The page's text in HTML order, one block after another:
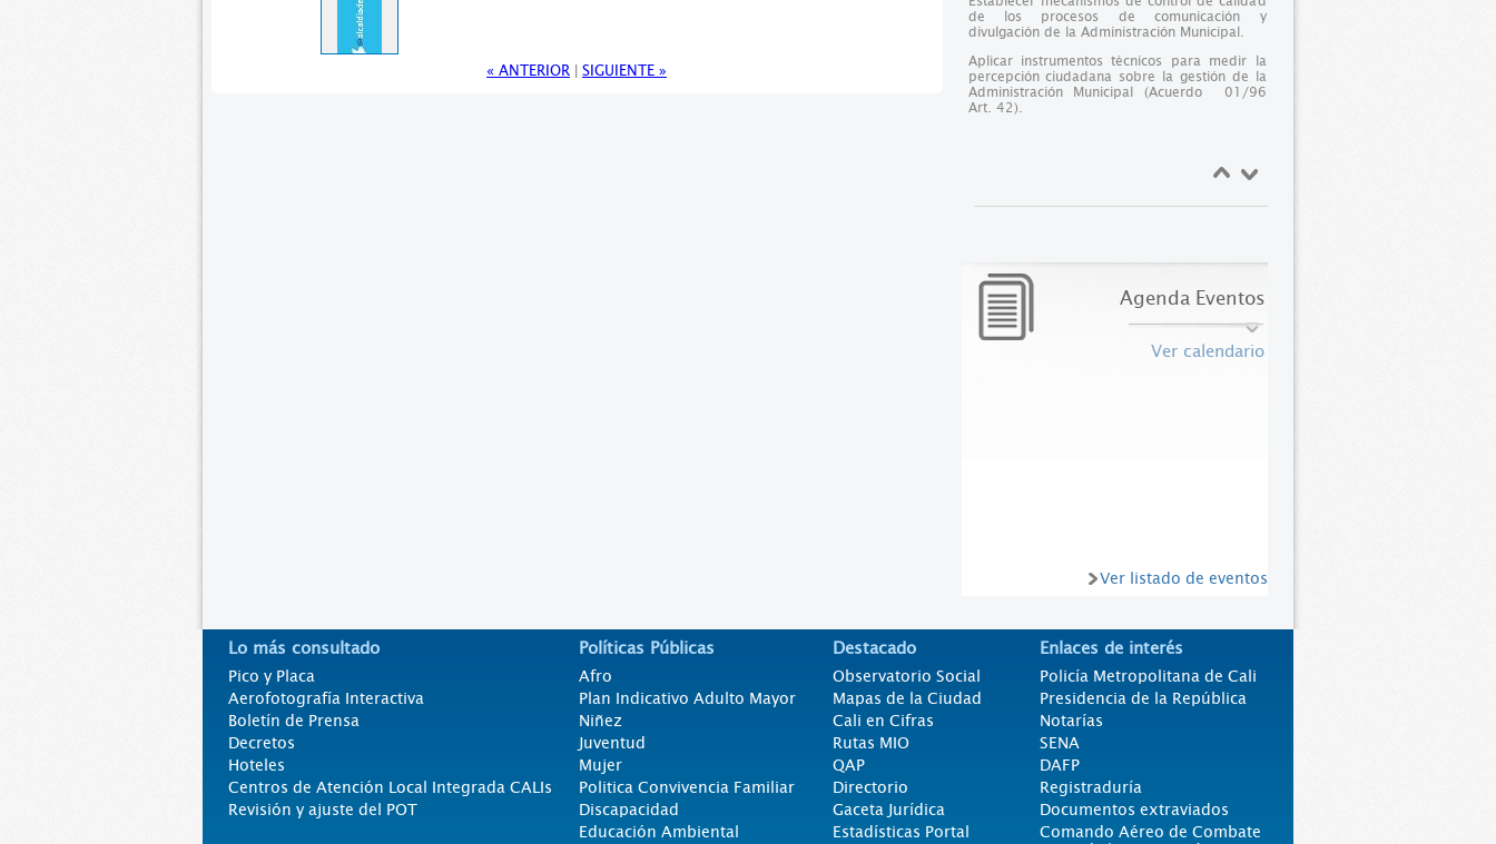
« ANTERIOR SIGUIENTE »
de los procesos de comunicación y
divulgación de la Administración Municipal.
Aplicar instrumentos técnicos para medir la
percepción ciudadana sobre la gestión de la
Administración Municipal (Acuerdo 01/96
Art. 42).
Agenda Eventos
Ver calendario
Ver listado de eventos
Lo más consultado
Pico y Placa
Aerofotografía Interactiva
Boletín de Prensa
Decretos
Hoteles
Centros de Atención Local Integrada CALIs
Revisión y ajuste del POT
Políticas Públicas
Afro
Plan Indicativo Adulto Mayor
Niñez
Juventud
Mujer
Politica Convivencia Familiar
Discapacidad
Educación Ambiental
Destacado
Observatorio Social
Mapas de la Ciudad
Cali en Cifras
Rutas MIO
QAP
Directorio
Gaceta Jurídica
Estadísticas Portal
Enlaces de interés
Policía Metropolitana de Cali
Presidencia de la República
Notarías
SENA
DAFP
Registraduría
Documentos extraviados
Comando Aéreo de Combate